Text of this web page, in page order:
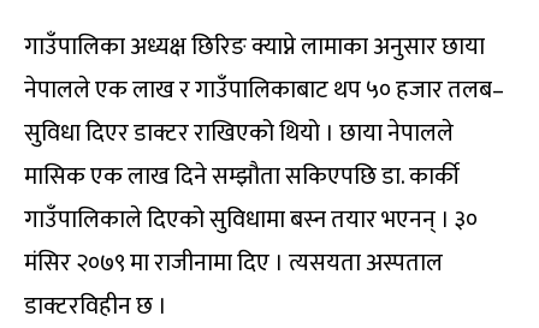
गाउँपालिका अध्यक्ष छिरिङ क्याप्ने लामाका अनुसार छाया
नेपालले एक लाख र गाउँपालिकाबाट थप ५० हजार तलब–
सुविधा दिएर डाक्टर राखिएको थियो । छाया नेपालले
मासिक एक लाख दिने सम्झौता सकिएपछि डा. कार्की
गाउँपालिकाले दिएको सुविधामा बस्न तयार भएनन् । ३०
मंसिर २०७९ मा राजीनामा दिए । त्यसयता अस्पताल
डाक्टरविहीन छ ।